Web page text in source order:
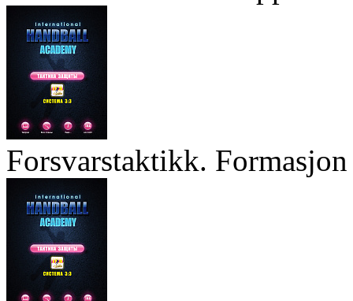
Forsvarstaktikk.